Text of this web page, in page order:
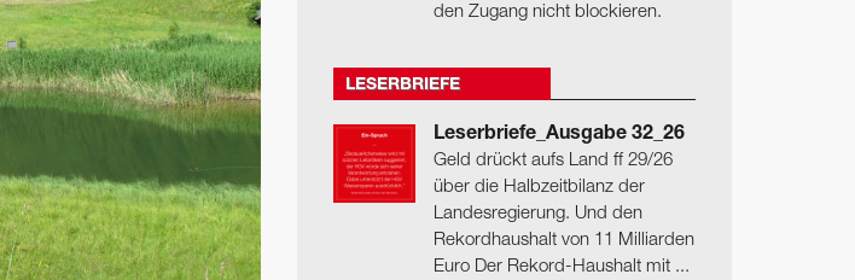
den Zugang nicht blockieren.
LESERBRIEFE
Leserbriefe_Ausgabe 32_26
Geld drückt aufs Land ff 29/26
über die Halbzeitbilanz der
Landesregierung. Und den
Rekordhaushalt von 11 Milliarden
Euro Der Rekord-Haushalt mit ...